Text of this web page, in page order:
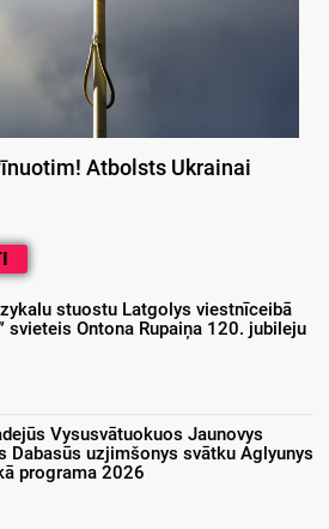
Atbolsts Ukrainai
stuostu Latgolys viestnīceibā
svieteis Ontona Rupaiņa 120. jubileju
Vysusvātuokuos Jaunovys
Dabasūs uzjimšonys svātku Aglyunys
programa 2026